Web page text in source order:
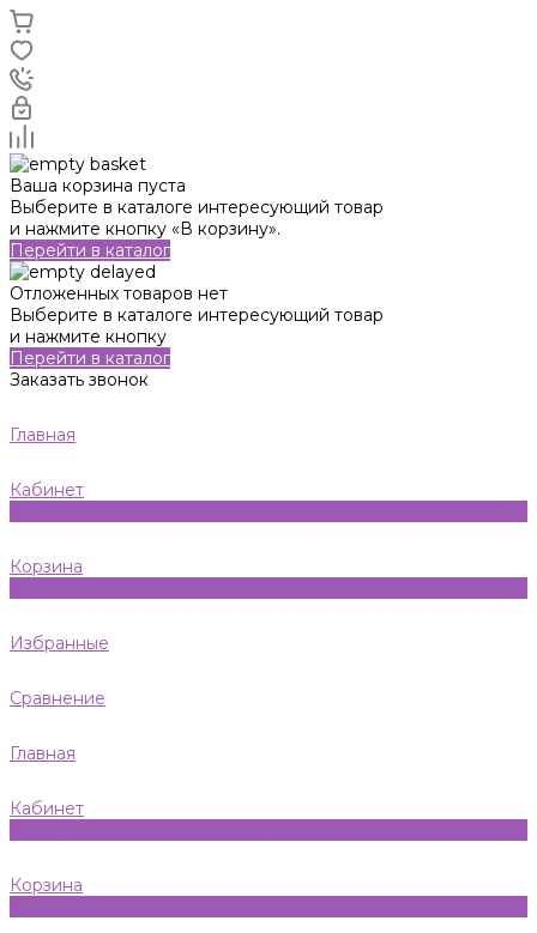
Ваша корзина пуста
Выберите в каталоге интересующий товар
и нажмите кнопку «В корзину».
Перейти в каталог
Отложенных товаров нет
Выберите в каталоге интересующий товар
и нажмите кнопку
Перейти в каталог
Заказать звонок
Главная
Кабинет
Корзина
Избранные
Сравнение
Главная
Кабинет
Корзина